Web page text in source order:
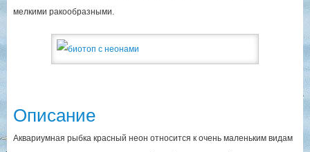
мелкими ракообразными.
Описание
Аквариумная рыбка красный неон относится к очень маленьким видам